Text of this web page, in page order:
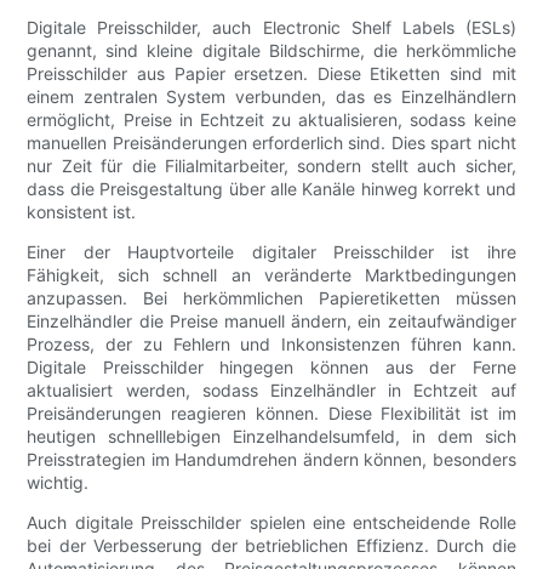
Digitale Preisschilder, auch Electronic Shelf Labels (ESLs)
genannt, sind kleine digitale Bildschirme, die herkömmliche
Preisschilder aus Papier ersetzen. Diese Etiketten sind mit
einem zentralen System verbunden, das es Einzelhändlern
ermöglicht, Preise in Echtzeit zu aktualisieren, sodass keine
manuellen Preisänderungen erforderlich sind. Dies spart nicht
nur Zeit für die Filialmitarbeiter, sondern stellt auch sicher,
dass die Preisgestaltung über alle Kanäle hinweg korrekt und
konsistent ist.
Einer der Hauptvorteile digitaler Preisschilder ist ihre
Fähigkeit, sich schnell an veränderte Marktbedingungen
anzupassen. Bei herkömmlichen Papieretiketten müssen
Einzelhändler die Preise manuell ändern, ein zeitaufwändiger
Prozess, der zu Fehlern und Inkonsistenzen führen kann.
Digitale Preisschilder hingegen können aus der Ferne
aktualisiert werden, sodass Einzelhändler in Echtzeit auf
Preisänderungen reagieren können. Diese Flexibilität ist im
heutigen schnelllebigen Einzelhandelsumfeld, in dem sich
Preisstrategien im Handumdrehen ändern können, besonders
wichtig.
Auch digitale Preisschilder spielen eine entscheidende Rolle
bei der Verbesserung der betrieblichen Effizienz. Durch die